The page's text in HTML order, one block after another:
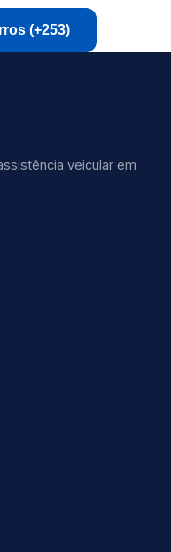
(+253)
veicular em